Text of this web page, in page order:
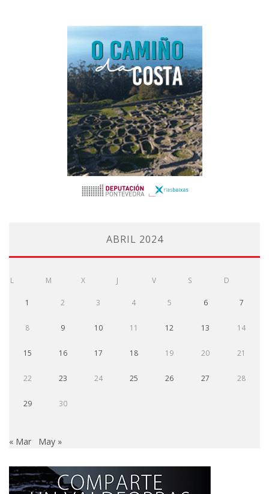
ABRIL 2024
L M X J V S D
1 2 3 4 5 6 7
8 9 10 11 12 13 14
15 16 17 18 19 20 21
22 23 24 25 26 27 28
29 30
« Mar May »